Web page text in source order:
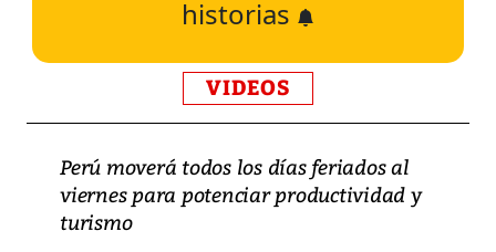
historias
VIDEOS
Perú moverá todos los días feriados al
viernes para potenciar productividad y
turismo